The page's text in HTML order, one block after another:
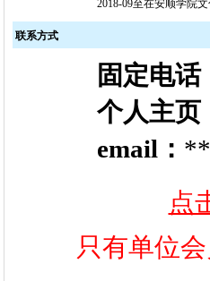
2018-09至在安顺学院
联系方式
固定电话
个人主页
email：
点
只有单位